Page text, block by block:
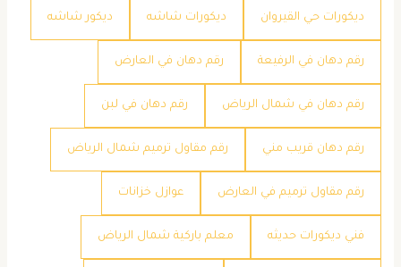
ديكورات حي القيروان ديكورات شاشه ديكور شاشه
رقم دهان في الرفيعة رقم دهان في العارض
رقم دهان في شمال الرياض رقم دهان في لبن
رقم دهان قريب مني رقم مقاول ترميم شمال الرياض
رقم مقاول ترميم في العارض عوازل خزانات
فني ديكورات حديثه معلم باركية شمال الرياض